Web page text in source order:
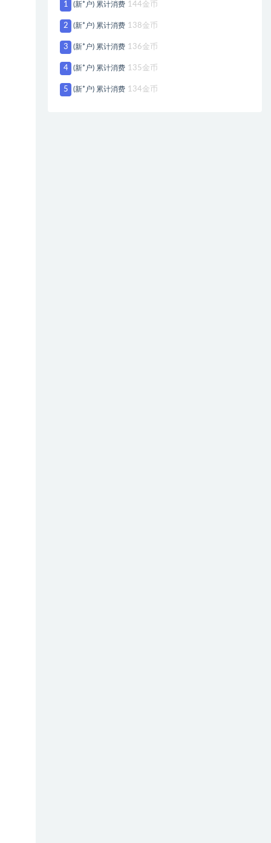
1 (新*户) 累计消费 144金币
2 (新*户) 累计消费 138金币
3 (新*户) 累计消费 136金币
4 (新*户) 累计消费 135金币
5 (新*户) 累计消费 134金币